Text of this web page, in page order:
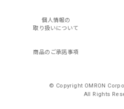
個人情報の
取り扱いについて
商品のご承諾事項
© Copyright OMRON
All Rights